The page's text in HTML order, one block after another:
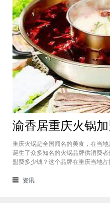
重庆火锅是全国闻名的美食，在当
诞生了众多知名的火锅品牌供消费
盟费多少钱？这个品牌在重庆当地
者所在城市进行制定和规划的，渝香
资讯